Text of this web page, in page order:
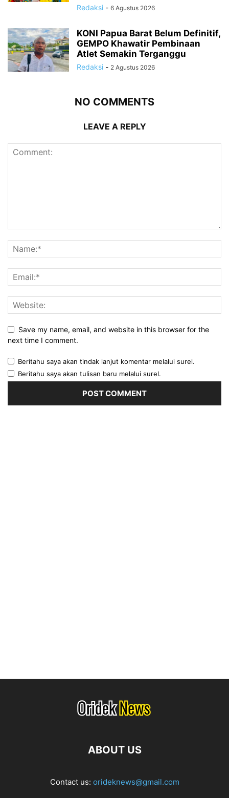
Redaksi - 6 Agustus 2026
KONI Papua Barat Belum Definitif,
GEMPO Khawatir Pembinaan
Atlet Semakin Terganggu
Redaksi - 2 Agustus 2026
NO COMMENTS
LEAVE A REPLY
Save my name, email, and website in this browser for the
next time I comment.
Beritahu saya akan tindak lanjut komentar melalui surel.
Beritahu saya akan tulisan baru melalui surel.
ABOUT US
Contact us: orideknews@gmail.com